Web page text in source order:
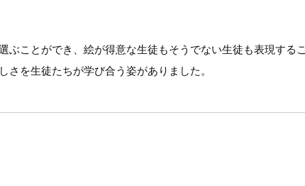
ことができ、絵が得意な生徒もそうでない生徒も表現する
を生徒たちが学び合う姿がありました。